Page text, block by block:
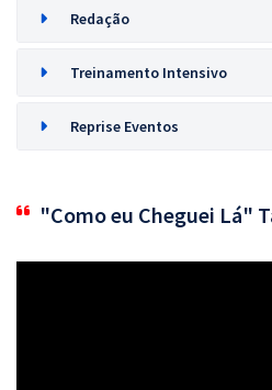
Redação
Treinamento Intensivo
Reprise Eventos
"Como eu Cheguei Lá"